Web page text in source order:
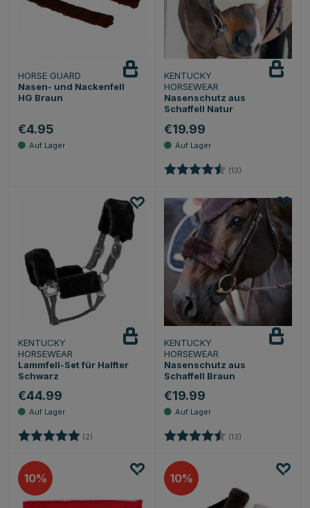
HORSE GUARD
Nasen- und Nackenfell
HG Braun
€4.95
KENTUCKY
HORSEWEAR
Nasenschutz aus
Schaffell Natur
€19.99
Bewertung: (13)
KENTUCKY
HORSEWEAR
Lammfell-Set für Halfter
Schwarz
€44.99
Bewertung: (2)
KENTUCKY
HORSEWEAR
Nasenschutz aus
Schaffell Braun
€19.99
Bewertung: (13)
10 10